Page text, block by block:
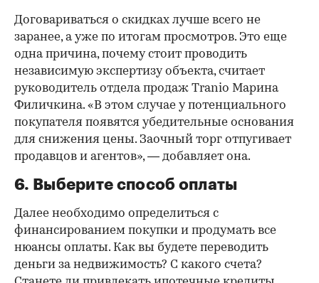
Договариваться о скидках лучше всего не
заранее, а уже по итогам просмотров. Это еще
одна причина, почему стоит проводить
независимую экспертизу объекта, считает
руководитель отдела продаж Tranio Марина
Филичкина. «В этом случае у потенциального
покупателя появятся убедительные основания
для снижения цены. Заочный торг отпугивает
продавцов и агентов», — добавляет она.
6. Выберите способ оплаты
Далее необходимо определиться с
финансированием покупки и продумать все
нюансы оплаты. Как вы будете переводить
деньги за недвижимость? С какого счета?